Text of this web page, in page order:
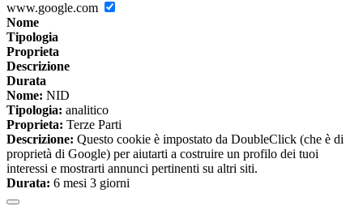
www.google.com
Nome
Tipologia
Proprieta
Descrizione
Durata
Nome: NID
Tipologia: analitico
Proprieta: Terze Parti
Descrizione: Questo cookie è impostato da DoubleClick (che è di
proprietà di Google) per aiutarti a costruire un profilo dei tuoi
interessi e mostrarti annunci pertinenti su altri siti.
Durata: 6 mesi 3 giorni